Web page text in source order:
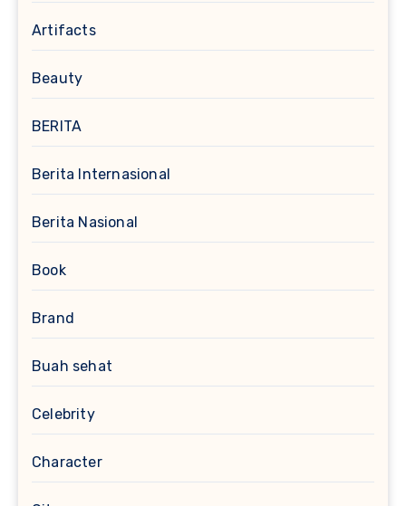
Artifacts
Beauty
BERITA
Berita Internasional
Berita Nasional
Book
Brand
Buah sehat
Celebrity
Character